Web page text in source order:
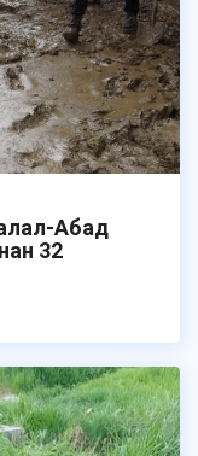
Абад
32